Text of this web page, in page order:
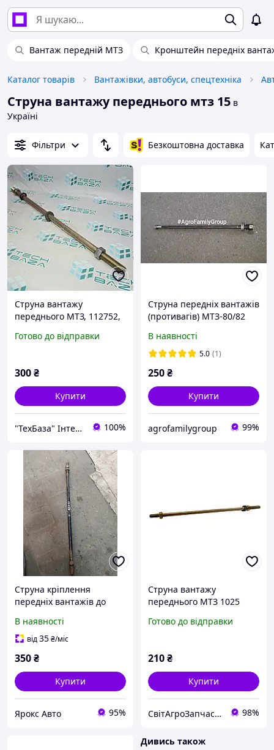
Вантаж передній МТЗ Кронштейн передніх
Каталог товарів Вантажівки, автобуси, спецтехніка
Струна вантажу переднього мтз 15 в
Україні
Фільтри Безкоштовна доставка
Струна вантажу
переднього МТЗ, 112752,
Готово до відправки
300₴
Купити
"ТехБаза" Інтернет магазин 100%
Струна передніх вантажів
(противагів) МТЗ-80/82
В наявності
5.0 (1)
250₴
Купити
agrofamilygroup 99%
Струна кріплення
передніх вантажів до
000082051 довжина 650
мм товщина 16 мм
В наявності
від35₴/міс
350₴
Купити
Ярокс Авто 95%
Струна вантажу
переднього МТЗ 1025
Готово до відправки
210₴
Купити
СвітАгроЗапчастин 98%
Дивись також